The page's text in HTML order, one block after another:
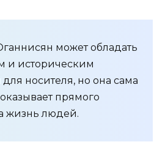
может обладать
и историческим
носителя, но она сама
прямого
жизнь людей.